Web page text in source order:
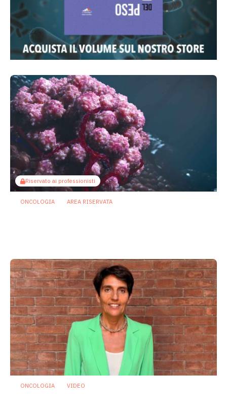
Riservato ai professionisti
ONCOLOGIA AREA RISERVATA
ONCOLOGIA VIDEO